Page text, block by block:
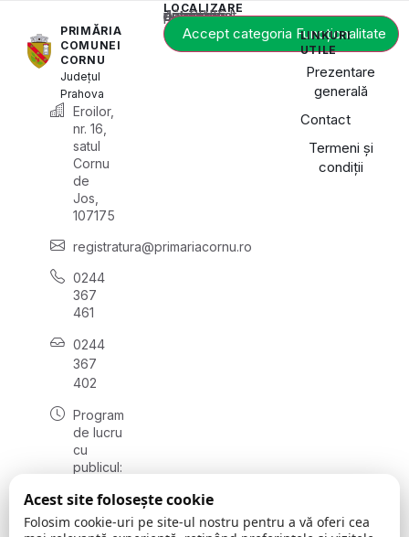
PRIMĂRIA
COMUNEI
CORNU
Județul
Prahova
Eroilor,
nr. 16,
satul
Cornu
de
Jos,
107175
registratura@primariacornu.ro
0244
367
461
0244
367
402
Program
de lucru
cu
publicul:
vineri
08:00 -
LOCALIZARE
Acest conținut este blocat până când acceptați categoria de cookie-uri necesară.
Accept categoria Funcționalitate
LINKURI
UTILE
Prezentare
generală
Contact
Termeni și
condiții
Acest site folosește cookie
Folosim cookie-uri pe site-ul nostru pentru a vă oferi cea